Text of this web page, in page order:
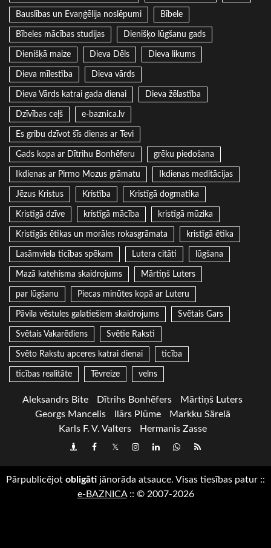
Bauslības un Evaņģēlija noslēpumi Bībele
Bībeles mācības studijas Dienišķo lūgšanu gads
Dienišķā maize Dieva Dēls Dieva likums
Dieva mīlestība Dieva vārds
Dieva Vārds katrai gada dienai Dieva žēlastība
Dzīvības ceļš e-baznica.lv
Es gribu dzīvot šīs dienas ar Tevi
Gads kopa ar Dītrihu Bonhēferu grēku piedošana
Ikdienas ar Pirmo Mozus grāmatu Ikdienas meditācijas
Jēzus Kristus Kristība Kristīgā dogmatika
Kristīgā dzīve kristīgā mācība kristīgā mūzika
Kristīgās ētikas un morāles rokasgrāmata kristīgā ētika
Lasāmviela ticības spēkam Lutera citāti lūgšana
Mazā katehisma skaidrojums Mārtiņš Luters
par lūgšanu Piecas minūtes kopā ar Luteru
Pāvila vēstules galatiešiem skaidrojums Svētais Gars
Svētais Vakarēdiens Svētie Raksti
Svēto Rakstu apceres katrai dienai ticība
ticības realitāte Tēvreize velns
Aleksandrs Bite Dītrihs Bonhēfers
Mārtiņš Luters
Georgs Mancelis
Ilārs Plūme
Markku Särelä
Karls F. V. Valters
Hermanis Zasse
DraugiemFacebook
TwitterInstagram
LinkedInwhatsapp
RSS
Pārpublicējot obligāti jānorāda atsauce. Visas tiesības patur ::
e-BAZNICA:: © 2007-2026